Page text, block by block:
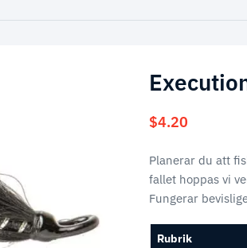
$4.20
Planerar du att
fallet hoppas vi
Fungerar
Rubrik